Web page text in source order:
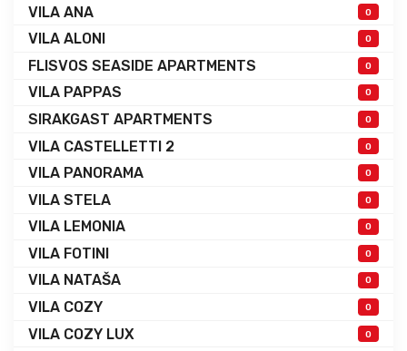
VILA ANA 0
VILA ALONI 0
FLISVOS SEASIDE APARTMENTS 0
VILA PAPPAS 0
SIRAKGAST APARTMENTS 0
VILA CASTELLETTI 2 0
VILA PANORAMA 0
VILA STELA 0
VILA LEMONIA 0
VILA FOTINI 0
VILA NATAŠA 0
VILA COZY 0
VILA COZY LUX 0